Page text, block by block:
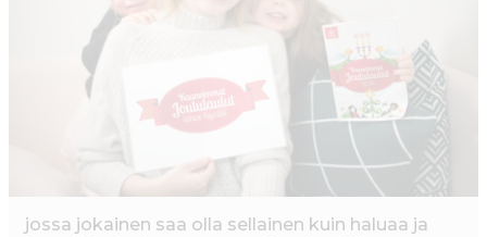
jossa jokainen saa olla sellainen kuin haluaa ja